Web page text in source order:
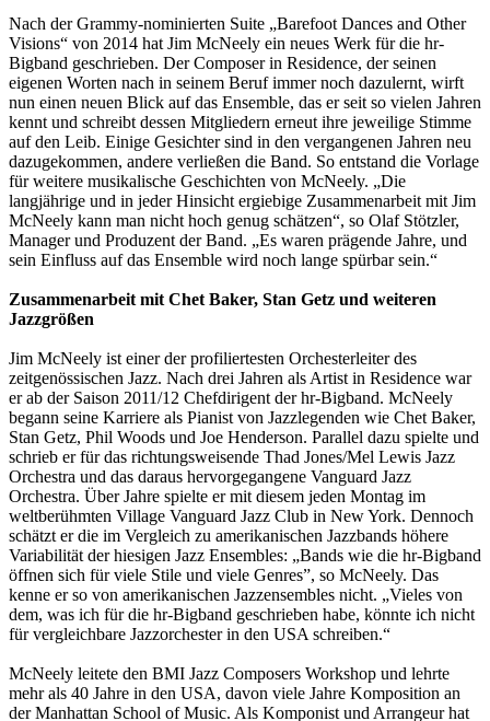
Nach der Grammy-nominierten Suite „Barefoot Dances and Other
Visions“ von 2014 hat Jim McNeely ein neues Werk für die hr-
Bigband geschrieben. Der Composer in Residence, der seinen
eigenen Worten nach in seinem Beruf immer noch dazulernt, wirft
nun einen neuen Blick auf das Ensemble, das er seit so vielen Jahren
kennt und schreibt dessen Mitgliedern erneut ihre jeweilige Stimme
auf den Leib. Einige Gesichter sind in den vergangenen Jahren neu
dazugekommen, andere verließen die Band. So entstand die Vorlage
für weitere musikalische Geschichten von McNeely. „Die
langjährige und in jeder Hinsicht ergiebige Zusammenarbeit mit Jim
McNeely kann man nicht hoch genug schätzen“, so Olaf Stötzler,
Manager und Produzent der Band. „Es waren prägende Jahre, und
sein Einfluss auf das Ensemble wird noch lange spürbar sein.“
Zusammenarbeit mit Chet Baker, Stan Getz und weiteren
Jazzgrößen
Jim McNeely ist einer der profiliertesten Orchesterleiter des
zeitgenössischen Jazz. Nach drei Jahren als Artist in Residence war
er ab der Saison 2011/12 Chefdirigent der hr-Bigband. McNeely
begann seine Karriere als Pianist von Jazzlegenden wie Chet Baker,
Stan Getz, Phil Woods und Joe Henderson. Parallel dazu spielte und
schrieb er für das richtungsweisende Thad Jones/Mel Lewis Jazz
Orchestra und das daraus hervorgegangene Vanguard Jazz
Orchestra. Über Jahre spielte er mit diesem jeden Montag im
weltberühmten Village Vanguard Jazz Club in New York. Dennoch
schätzt er die im Vergleich zu amerikanischen Jazzbands höhere
Variabilität der hiesigen Jazz Ensembles: „Bands wie die hr-Bigband
öffnen sich für viele Stile und viele Genres”, so McNeely. Das
kenne er so von amerikanischen Jazzensembles nicht. „Vieles von
dem, was ich für die hr-Bigband geschrieben habe, könnte ich nicht
für vergleichbare Jazzorchester in den USA schreiben.“
McNeely leitete den BMI Jazz Composers Workshop und lehrte
mehr als 40 Jahre in den USA, davon viele Jahre Komposition an
der Manhattan School of Music. Als Komponist und Arrangeur hat